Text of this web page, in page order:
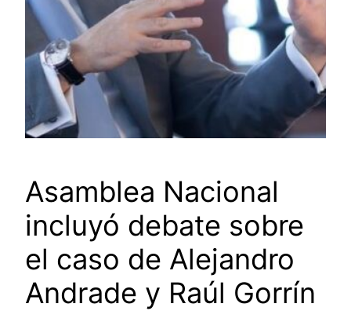
Asamblea Nacional
incluyó debate sobre
el caso de Alejandro
Andrade y Raúl Gorrín